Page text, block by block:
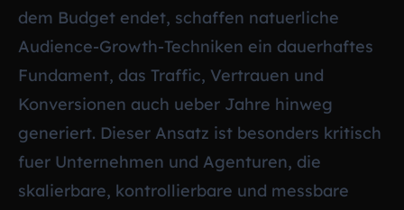
dem Budget endet, schaffen natuerliche
Audience-Growth-Techniken ein dauerhaftes
Fundament, das Traffic, Vertrauen und
Konversionen auch ueber Jahre hinweg
generiert. Dieser Ansatz ist besonders kritisch
fuer Unternehmen und Agenturen, die
skalierbare, kontrollierbare und messbare